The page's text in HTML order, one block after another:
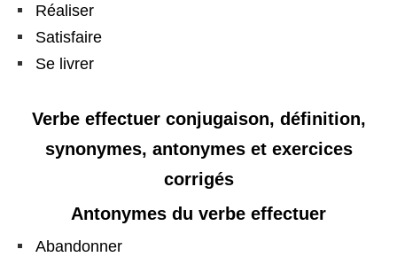
Réaliser
Satisfaire
Se livrer
Verbe effectuer conjugaison, définition,
synonymes, antonymes et exercices
corrigés
Antonymes du verbe effectuer
Abandonner